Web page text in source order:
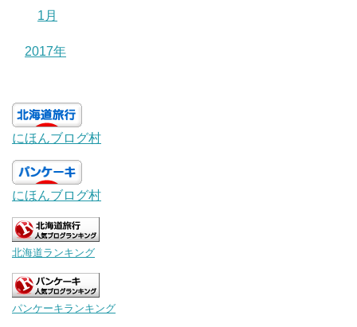
1月
2017年
にほんブログ村
にほんブログ村
北海道ランキング
パンケーキランキング